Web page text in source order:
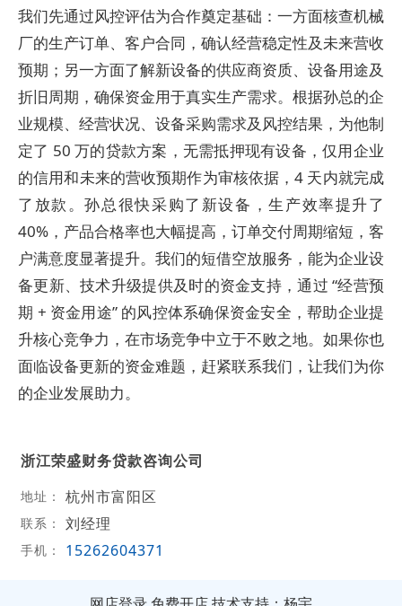
我们先通过风控评估为合作奠定基础：一方面核查机械
厂的生产订单、客户合同，确认经营稳定性及未来营收
预期；另一方面了解新设备的供应商资质、设备用途及
折旧周期，确保资金用于真实生产需求。根据孙总的企
业规模、经营状况、设备采购需求及风控结果，为他制
定了 50 万的贷款方案，无需抵押现有设备，仅用企业
的信用和未来的营收预期作为审核依据，4 天内就完成
了放款。孙总很快采购了新设备，生产效率提升了
40%，产品合格率也大幅提高，订单交付周期缩短，客
户满意度显著提升。我们的短借空放服务，能为企业设
备更新、技术升级提供及时的资金支持，通过 “经营预
期 + 资金用途” 的风控体系确保资金安全，帮助企业提
升核心竞争力，在市场竞争中立于不败之地。如果你也
面临设备更新的资金难题，赶紧联系我们，让我们为你
的企业发展助力。
浙江荣盛财务贷款咨询公司
地址： 杭州市富阳区
联系： 刘经理
手机： 15262604371